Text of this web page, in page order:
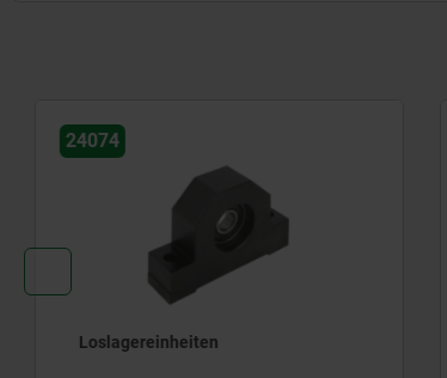
24074
Loslagereinheiten